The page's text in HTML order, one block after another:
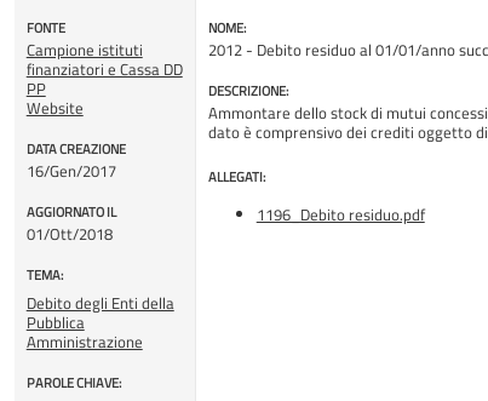
FONTE
Campione istituti
finanziatori e Cassa DD
PP
Website
DATA CREAZIONE
16/Gen/2017
AGGIORNATO IL
01/Ott/2018
TEMA:
Debito degli Enti della
Pubblica
Amministrazione
PAROLE CHIAVE:
NOME:
2012 - Debito residuo al 01/01/anno
DESCRIZIONE:
Ammontare dello stock di mutui
dato è comprensivo dei crediti oggetto
ALLEGATI:
1196_Debito residuo.pdf